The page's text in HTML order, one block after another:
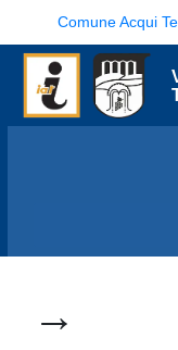
Comune Acqui
→